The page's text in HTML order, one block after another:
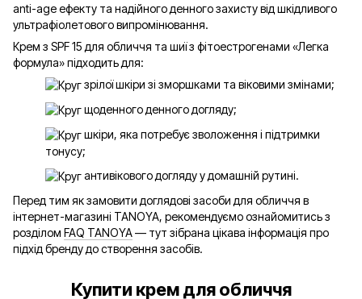
anti-age ефекту та надійного денного захисту від шкідливого
ультрафіолетового випромінювання.
Крем з SPF 15 для обличчя та шиї з фітоестрогенами «Легка
формула» підходить для:
зрілої шкіри зі зморшками та віковими змінами;
щоденного денного догляду;
шкіри, яка потребує зволоження і підтримки
тонусу;
антивікового догляду у домашній рутині.
Перед тим як замовити доглядові засоби для обличчя в
інтернет-магазині TANOYA, рекомендуємо ознайомитись з
розділом FAQ TANOYA— тут зібрана цікава інформація про
підхід бренду до створення засобів.
Купити крем для обличчя